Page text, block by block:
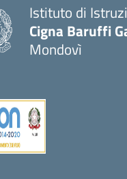
Istituto di
Cigna Baruffi
Mondovì
— Visita la